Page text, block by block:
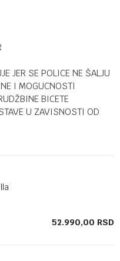
JER SE POLICE NE ŠALJU
I MOGUCNOSTI
BICETE
U ZAVISNOSTI OD
52.990,00 RSD